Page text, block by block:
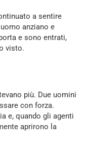
a sentire
anziano e
e sono entrati,
visto.
più. Due uomini
con forza.
e, quando gli agenti
aprirono la